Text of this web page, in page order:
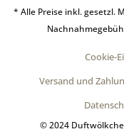
* Alle Preise inkl. gesetzl.
Cookie-
Versand und
© 2024